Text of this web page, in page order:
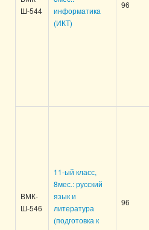
Ш-544
информатика
(ИКТ)
96
ВМК-
Ш-546
11-ый класс,
8мес.: русский
язык и
литература
(подготовка к
96